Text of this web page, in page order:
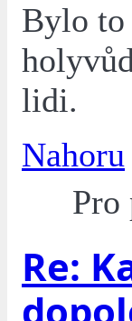
Bylo
lidi.
Nahoru
Pro
Re: